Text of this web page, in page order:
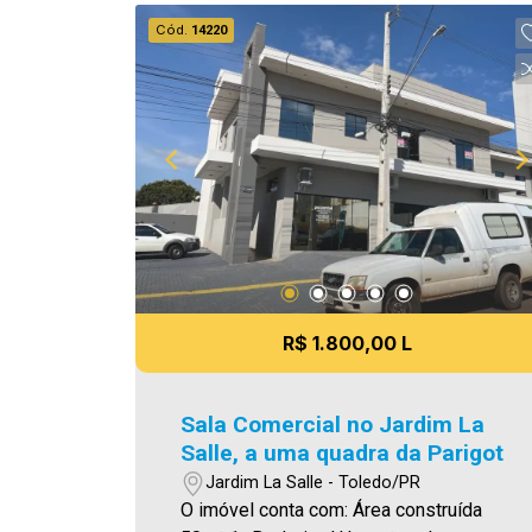
agende uma visita! Imobiliária Ativa |
Sinta-se em casa! - As informações
aqui prestadas são verdadeiras,
todavia, reservamo-nos o direito de
corrigir qualquer erro de digitação e/ou
ortografia, bem como alteração dos
preços e imagens. Fotos meramente
ilustrativas
Cód. 14220
R$ 1.800,00 L
Sala Comercial no Jardim La
Salle, a uma quadra da Parigot
Jardim La Salle - Toledo/PR
O imóvel conta com: Área construída